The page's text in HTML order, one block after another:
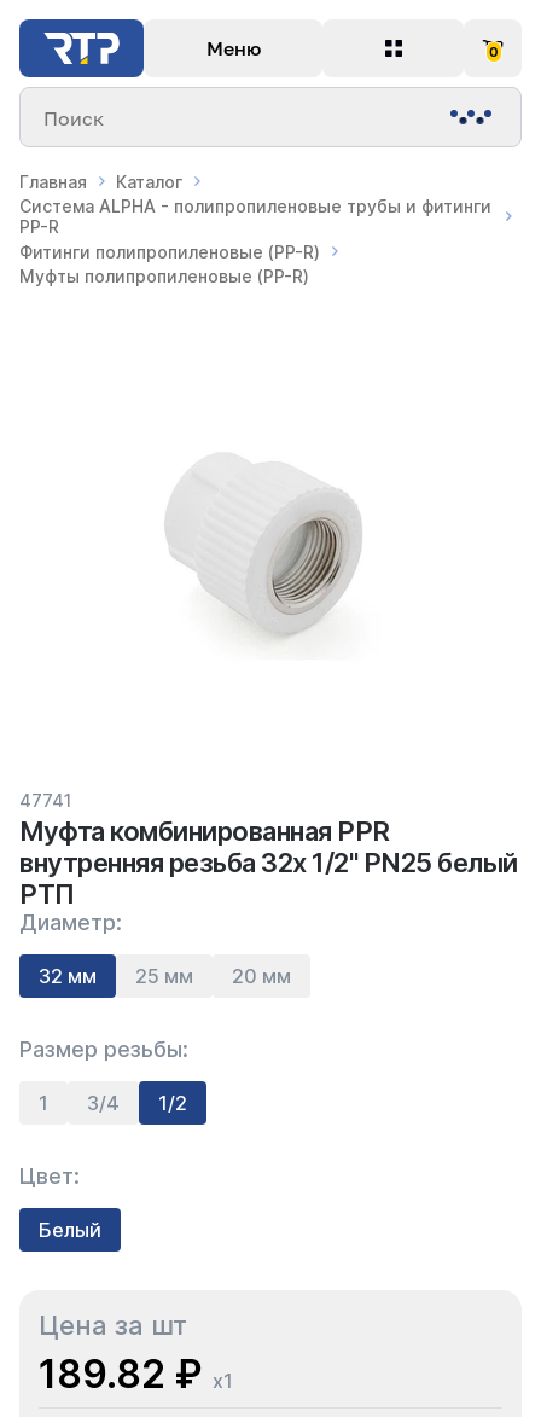
Меню 0
Поиск
Главная
Каталог
Система ALPHA - полипропиленовые трубы и фитинги
PP-R
Фитинги полипропиленовые (PP-R)
Муфты полипропиленовые (PP-R)
47741
Муфта комбинированная PPR
внутренняя резьба 32х 1/2" PN25 белый
РТП
Диаметр:
32 мм 25 мм 20 мм
Размер резьбы:
1 3/4 1/2
Цвет:
Белый
Цена за шт
189.82 ₽ x1